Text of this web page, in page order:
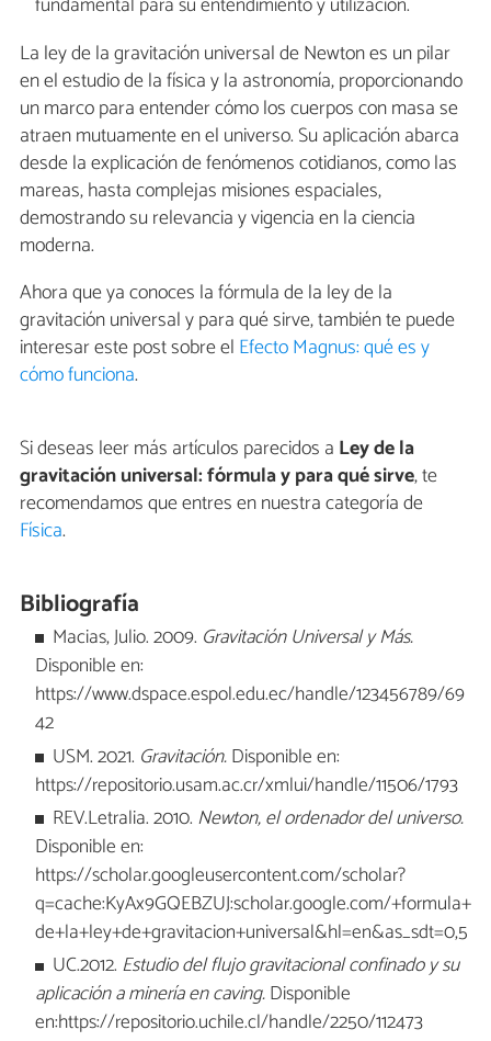
La ley de la gravitación universal de Newton es un pilar
en el estudio de la física y la astronomía, proporcionando
un marco para entender cómo los cuerpos con masa se
atraen mutuamente en el universo. Su aplicación abarca
desde la explicación de fenómenos cotidianos, como las
mareas, hasta complejas misiones espaciales,
demostrando su relevancia y vigencia en la ciencia
moderna.
Ahora que ya conoces la fórmula de la ley de la
gravitación universal y para qué sirve, también te puede
interesar este post sobre el Efecto Magnus: qué es y
cómo funciona.
Si deseas leer más artículos parecidos a Ley de la
gravitación universal: fórmula y para qué sirve, te
recomendamos que entres en nuestra categoría de
Física.
Bibliografía
Macias, Julio. 2009. Gravitación Universal y Más.
Disponible en:
https://www.dspace.espol.edu.ec/handle/123456789/69
42
USM. 2021. Gravitación.Disponible en:
https://repositorio.usam.ac.cr/xmlui/handle/11506/1793
REV.Letralia. 2010. Newton, el ordenador del universo.
Disponible en:
https://scholar.googleusercontent.com/scholar?
q=cache:KyAx9GQEBZUJ:scholar.google.com/+formula+
de+la+ley+de+gravitacion+universal&hl=en&as_sdt=0,5
UC.2012. Estudio del flujo gravitacional confinado y su
aplicación a minería en caving.Disponible
en:https://repositorio.uchile.cl/handle/2250/112473